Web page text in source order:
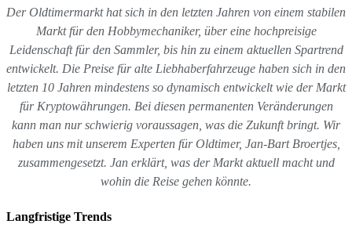
Der Oldtimermarkt hat sich in den letzten Jahren von einem stabilen
Markt für den Hobbymechaniker, über eine hochpreisige
Leidenschaft für den Sammler, bis hin zu einem aktuellen Spartrend
entwickelt. Die Preise für alte Liebhaberfahrzeuge haben sich in den
letzten 10 Jahren mindestens so dynamisch entwickelt wie der Markt
für Kryptowährungen. Bei diesen permanenten Veränderungen
kann man nur schwierig voraussagen, was die Zukunft bringt. Wir
haben uns mit unserem Experten für Oldtimer, Jan-Bart Broertjes,
zusammengesetzt. Jan erklärt, was der Markt aktuell macht und
wohin die Reise gehen könnte.
Langfristige Trends